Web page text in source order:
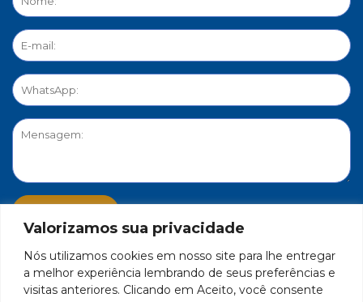
Valorizamos sua privacidade
Nós utilizamos cookies em nosso site para lhe entregar
a melhor experiência lembrando de seus preferências e
visitas anteriores. Clicando em Aceito, você consente
PORTAL DE PRIVACIDADE